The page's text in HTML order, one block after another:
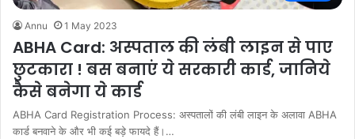
Annu 1 May 2023
ABHA Card: अस्पताल की लंबी लाइन से पाए
छुटकारा ! बस बनाएं ये सरकारी कार्ड, जानिये
कैसे बनेगा ये कार्ड
ABHA Card Registration Process: अस्पतालों की लंबी लाइन के अलावा ABHA
कार्ड बनवाने के और भी कई बड़े फायदे हैं।…